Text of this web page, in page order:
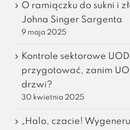
O ramiączku do sukni i
Johna Singer Sargenta
9 maja 2025
Kontrole sektorowe
przygotować, zanim
drzwi?
30 kwietnia 2025
„Halo, czacie!